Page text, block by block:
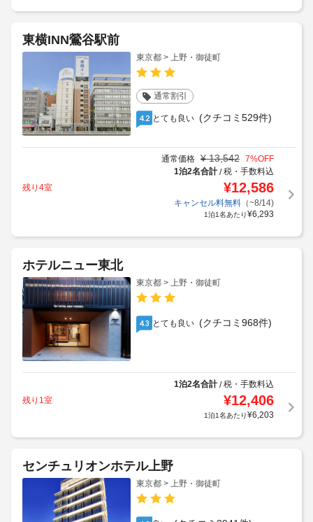
東横INN鶯谷駅前
東京都 > 上野・御徒町
通常割引
4.2 とても良い (クチコミ529件)
通常価格 ¥ 13,542 7%OFF
1泊2名合計/税・手数料込
残り4室
¥12,586
キャンセル料無料（~8/14)
1泊1名あたり¥6,293
ホテルニュー東北
東京都 > 上野・御徒町
4.3 とても良い (クチコミ968件)
1泊2名合計/税・手数料込
残り1室
¥12,406
1泊1名あたり¥6,203
センチュリオンホテル上野
東京都 > 上野・御徒町